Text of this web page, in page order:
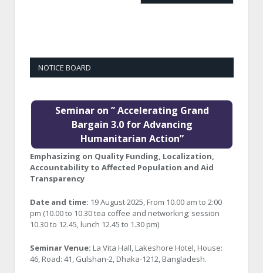
NOTICE BOARD
Seminar on ” Accelerating Grand
Bargain 3.0 for Advancing
Humanitarian Action”
Emphasizing on Quality Funding, Localization,
Accountability to Affected Population and Aid
Transparency
Date and time: 19 August 2025, From 10.00 am to 2:00
pm (10.00 to 10.30 tea coffee and networking; session
10.30 to 12.45, lunch 12.45 to 1.30 pm)
Seminar Venue: La Vita Hall, Lakeshore Hotel, House:
46, Road: 41, Gulshan-2, Dhaka-1212, Bangladesh.